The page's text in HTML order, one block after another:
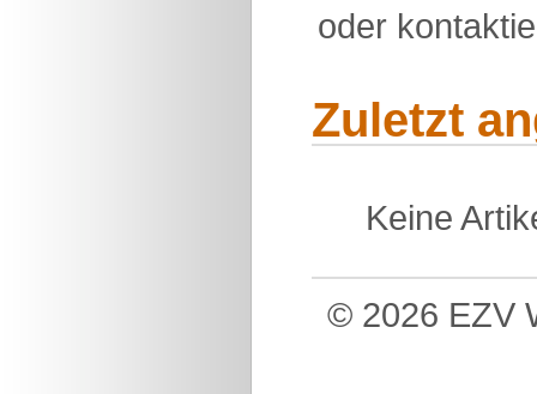
oder
Zuletzt
Keine
© 2026 EZV